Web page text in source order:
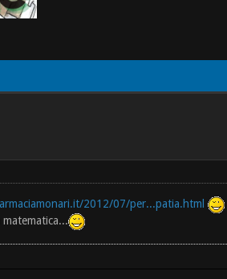
2012/07/per...patia.html